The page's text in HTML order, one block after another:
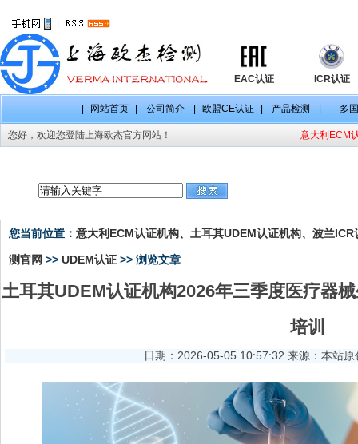
EAC认证 ICR认证
网站首页 公司简介 欧盟CE认证 产品检测 多
您好，欢迎您登陆上海欧杰官方网站！ 意大利ECM
您当前位置： 意大利ECM认证机构、土耳其UDEM认证机构、波兰
测官网 >> UDEM认证 >> 浏览文章
土耳其UDEM认证机构2026年三季度医疗器
培训
日期：2026-05-05 10:57:32 来源：本站